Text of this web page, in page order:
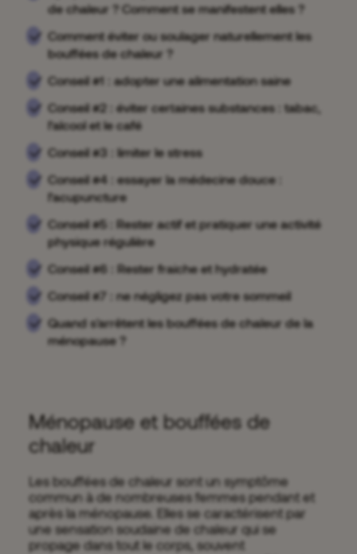
de chaleur ? Comment se manifestent elles ?
Comment éviter ou soulager naturellement les
bouffées de chaleur ?
Conseil #1 : adopter une alimentation saine
Conseil #2 : éviter certaines substances : tabac,
l’alcool et le café
Conseil #3 : limiter le stress
Conseil #4 : essayer la médecine douce :
l’acupuncture
Conseil #5 : Rester actif et pratiquer une activité
physique régulière
Conseil #6 : Rester fraiche et hydratée
Conseil #7 : ne négligez pas votre sommeil
Quand s'arrêtent les bouffées de chaleur de la
ménopause ?
Ménopause et bouffées de
chaleur
Les bouffées de chaleur sont un symptôme
commun à de nombreuses femmes pendant et
après la ménopause. Elles se caractérisent par
une sensation soudaine de chaleur qui se
propage dans tout le corps, souvent